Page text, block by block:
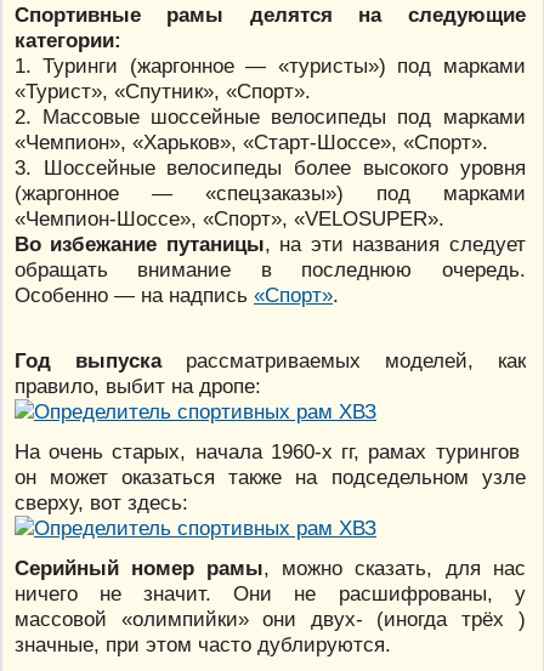
Спортивные рамы делятся на следующие
категории:
1. Туринги (жаргонное — «туристы») под марками
«Турист», «Спутник», «Спорт».
2. Массовые шоссейные велосипеды под марками
«Чемпион», «Харьков», «Старт-Шоссе», «Спорт».
3. Шоссейные велосипеды более высокого уровня
(жаргонное — «спецзаказы») под марками
«Чемпион-Шоссе», «Спорт», «VELOSUPER».
Во избежание путаницы, на эти названия следует
обращать внимание в последнюю очередь.
Особенно — на надпись «Спорт».
Год выпускарассматриваемых моделей, как
правило, выбит на дропе:
На очень старых, начала 1960-х гг, рамах турингов
он может оказаться также на подседельном узле
сверху, вот здесь:
Серийный номер рамы, можно сказать, для нас
ничего не значит. Они не расшифрованы, у
массовой «олимпийки» они двух- (иногда трёх )
значные, при этом часто дублируются.